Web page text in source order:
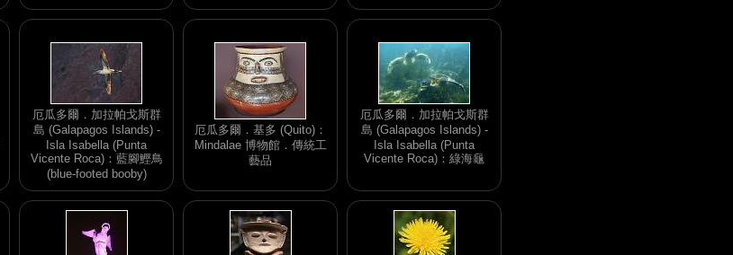
厄瓜多爾．加拉帕戈斯群
島 (Galapagos Islands) -
Isla Isabella (Punta
Vicente Roca)：藍腳鰹鳥
(blue-footed booby)
厄瓜多爾．基多 (Quito)：
Mindalae 博物館．傳統工
藝品
厄瓜多爾．加拉帕戈斯群
島 (Galapagos Islands) -
Isla Isabella (Punta
Vicente Roca)：綠海龜